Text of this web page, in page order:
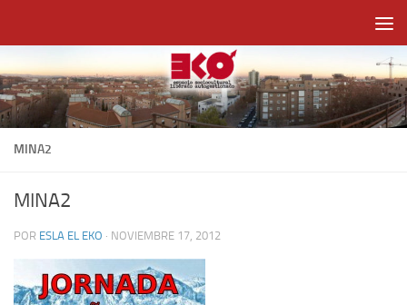
MINA2
MINA2
POR ESLA EL EKO · NOVIEMBRE 17, 2012